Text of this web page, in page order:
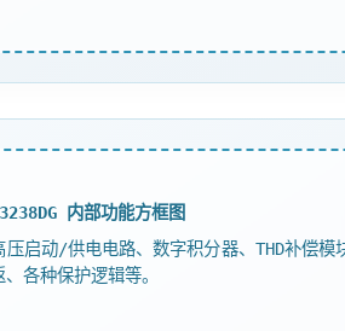
内部功能方框图
压启动/供电电路、数字积分器、THD补偿
各种保护逻辑等。